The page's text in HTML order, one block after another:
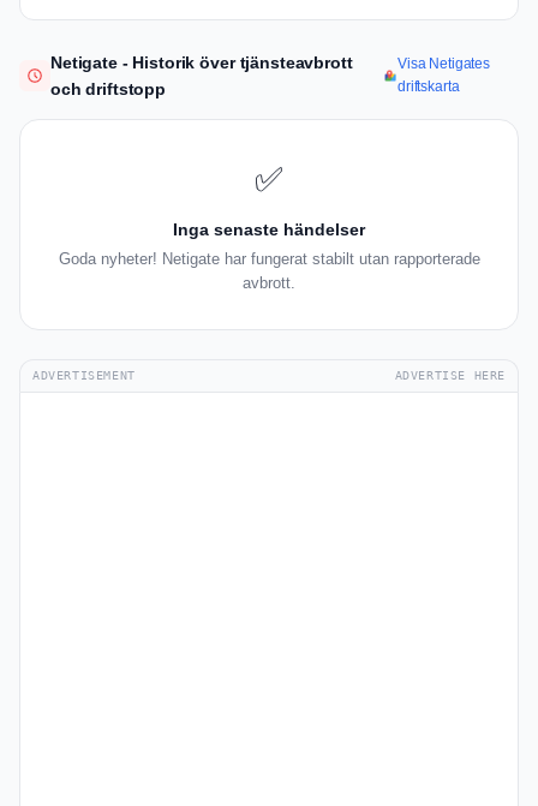
Netigate - Historik över tjänsteavbrott
och driftstopp
Visa Netigates
driftskarta
✅
Inga senaste händelser
Goda nyheter! Netigate har fungerat stabilt utan rapporterade
avbrott.
ADVERTISEMENT ADVERTISE HERE